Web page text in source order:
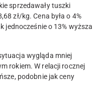
sprzedawały tuszki
zł/kg. Cena była o 4%
jednocześnie o 13% wyższa
wygląda mniej
rokiem. W relacji rocznej
podobnie jak ceny